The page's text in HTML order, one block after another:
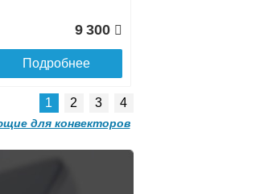
9 300
Подробнее
1 2 3 4
для конвекторов